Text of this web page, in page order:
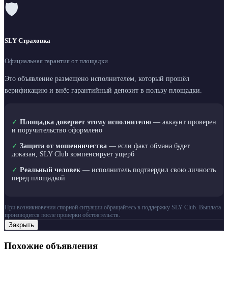
🛡
SLY Страховка
Официальная гарантия от площадки
Это объявление размещено исполнителем, который прошёл
верификацию и внёс гарантийный депозит в пользу площадки.
✓ Площадка доверяет этому исполнителю — аккаунт проверен
и поручительство оформлено
✓ Защита от мошенничества — если факт обмана будет
доказан, SLY Club компенсирует ущерб
✓ Реальный человек — исполнитель подтвердил свою личность
перед площадкой
При возникновении спорной ситуации обращайтесь в поддержку SLY Club. Выплата
производится после проверки обстоятельств.
Закрыть
Похожие объявления